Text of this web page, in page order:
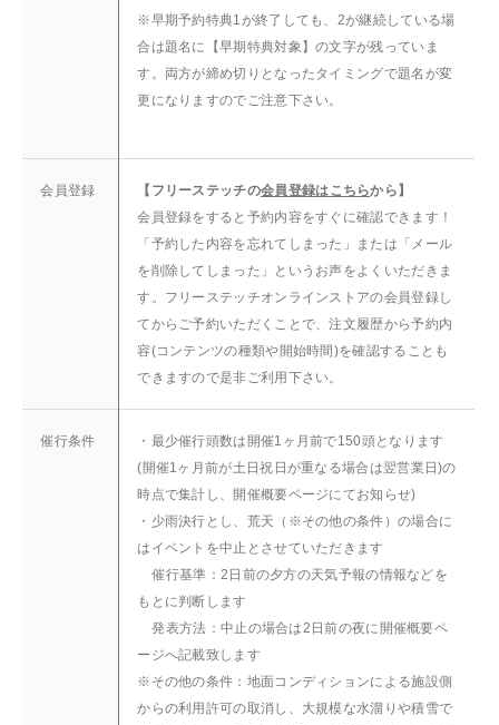
※早期予約特典1が終了しても、2が継続している場
合は題名に【早期特典対象】の文字が残っていま
す。両方が締め切りとなったタイミングで題名が変
更になりますのでご注意下さい。
会員登録 【フリーステッチの会員登録はこちらから】
会員登録をすると予約内容をすぐに確認できます！
「予約した内容を忘れてしまった」または「メール
を削除してしまった」というお声をよくいただきま
す。フリーステッチオンラインストアの会員登録し
てからご予約いただくことで、注文履歴から予約内
容(コンテンツの種類や開始時間)を確認することも
できますので是非ご利用下さい。
催行条件
・最少催行頭数は開催1ヶ月前で150頭となります
(開催1ヶ月前が土日祝日が重なる場合は翌営業日)の
時点で集計し、開催概要ページにてお知らせ)
・少雨決行とし、荒天（※その他の条件）の場合に
はイベントを中止とさせていただきます
催行基準：2日前の夕方の天気予報の情報などを
もとに判断します
発表方法：中止の場合は2日前の夜に開催概要ペ
ージへ記載致します
※その他の条件：地面コンディションによる施設側
からの利用許可の取消し、大規模な水溜りや積雪で